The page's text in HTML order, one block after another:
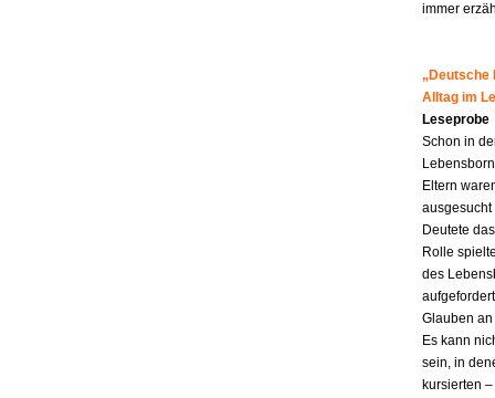
immer
„Deutsche
Alltag im
Leseprobe
Schon in
Eltern
Deutete
Rolle
des
Glauben
Es kann
sein, in
kursierten